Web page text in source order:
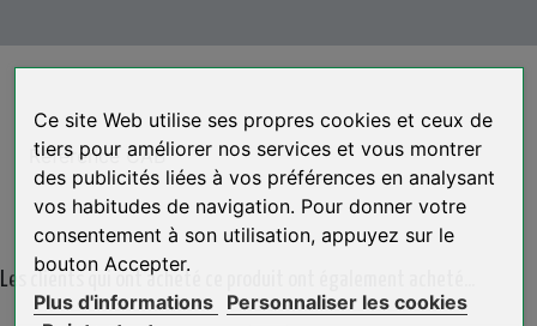
Référence CAB
Les clients qui ont acheté ce produit ont également acheté...
Ce site Web utilise ses propres cookies et ceux de
tiers pour améliorer nos services et vous montrer
des publicités liées à vos préférences en analysant
vos habitudes de navigation. Pour donner votre
consentement à son utilisation, appuyez sur le
bouton Accepter.
Plus d'informations Personnaliser les cookies